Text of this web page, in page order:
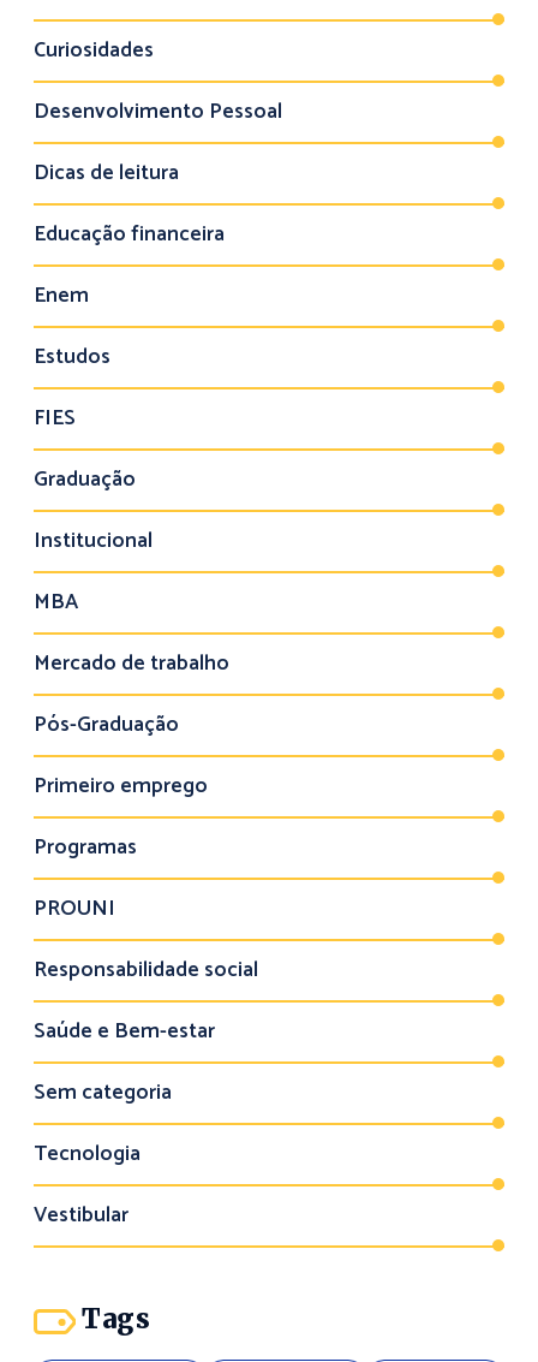
Curiosidades
Desenvolvimento Pessoal
Dicas de leitura
Educação financeira
Enem
Estudos
FIES
Graduação
Institucional
MBA
Mercado de trabalho
Pós-Graduação
Primeiro emprego
Programas
PROUNI
Responsabilidade social
Saúde e Bem-estar
Sem categoria
Tecnologia
Vestibular
Tags